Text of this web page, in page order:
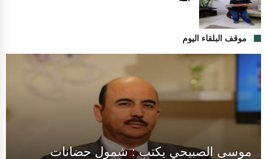
موقف البلقاء اليوم
موسى الصبيحي يكتب : شمول حضانات